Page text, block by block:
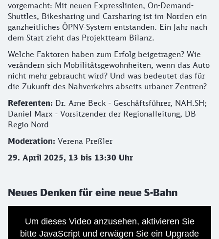
vorgemacht: Mit neuen Expresslinien, On-Demand-
Shuttles, Bikesharing und Carsharing ist im Norden ein
ganzheitliches ÖPNV-System entstanden. Ein Jahr nach
dem Start zieht das Projektteam Bilanz.
Welche Faktoren haben zum Erfolg beigetragen? Wie
verändern sich Mobilitätsgewohnheiten, wenn das Auto
nicht mehr gebraucht wird? Und was bedeutet das für
die Zukunft des Nahverkehrs abseits urbaner Zentren?
Referenten: Dr. Arne Beck - Geschäftsführer, NAH.SH;
Daniel Marx - Vorsitzender der Regionalleitung, DB
Regio Nord
Moderation: Verena Preßler
29. April 2025, 13 bis 13:30 Uhr
Neues Denken für eine neue S-Bahn
Um dieses Video anzusehen, aktivieren Sie
bitte JavaScript und erwägen Sie ein Upgrade